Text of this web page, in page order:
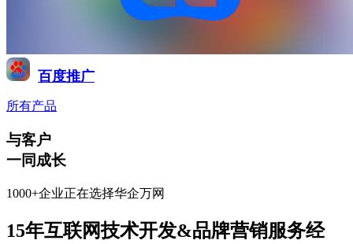
百度推广
所有产品
与客户
一同成长
1000+企业正在选择华企万网
15年互联网技术开发&品牌营销服务经